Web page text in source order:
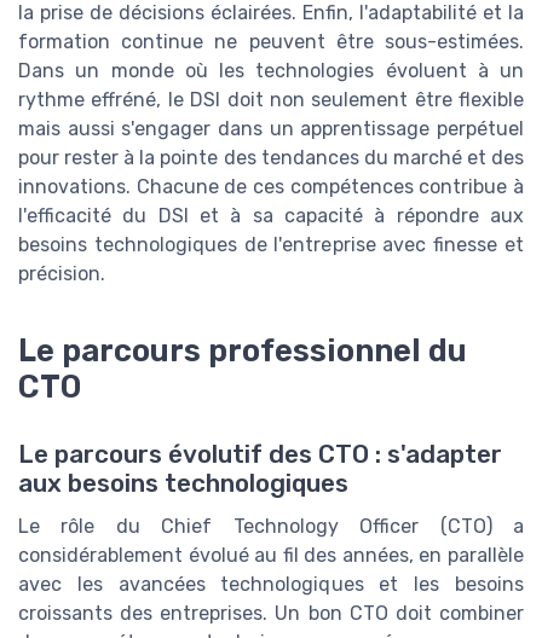
la prise de décisions éclairées. Enfin, l'adaptabilité et la
formation continue ne peuvent être sous-estimées.
Dans un monde où les technologies évoluent à un
rythme effréné, le DSI doit non seulement être flexible
mais aussi s'engager dans un apprentissage perpétuel
pour rester à la pointe des tendances du marché et des
innovations. Chacune de ces compétences contribue à
l'efficacité du DSI et à sa capacité à répondre aux
besoins technologiques de l'entreprise avec finesse et
précision.
Le parcours professionnel du
CTO
Le parcours évolutif des CTO : s'adapter
aux besoins technologiques
Le rôle du Chief Technology Officer (CTO) a
considérablement évolué au fil des années, en parallèle
avec les avancées technologiques et les besoins
croissants des entreprises. Un bon CTO doit combiner